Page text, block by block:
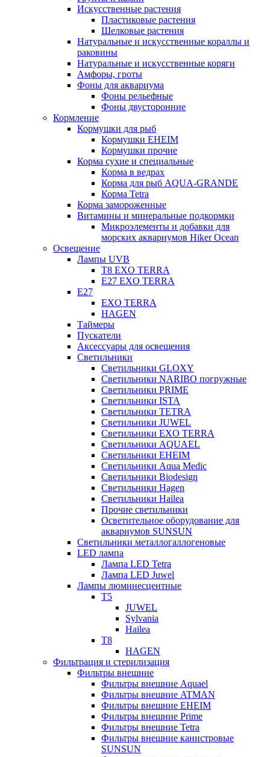
Искусственные растения
Пластиковые растения
Шелковые растения
Натуральные и искусственные кораллы и
раковины
Натуральные и искусственные коряги
Амфоры, гроты
Фоны для аквариума
Фоны рельефные
Фоны двусторонние
Кормление
Кормушки для рыб
Кормушки EHEIM
Кормушки прочие
Корма сухие и специальные
Корма в ведрах
Корма для рыб AQUA-GRANDE
Корма Tetra
Корма замороженные
Витамины и минеральные подкормки
Микроэлементы и добавки для
морских аквариумов Hiker Ocean
Освещение
Лампы UVB
Т8 EXO TERRA
Е27 EXO TERRA
Е27
EXO TERRA
HAGEN
Таймеры
Пускатели
Аксессуары для освещения
Светильники
Светильники GLOXY
Светильники NARIBO погружные
Светильники PRIME
Светильники ISTA
Светильники TETRA
Светильники JUWEL
Светильники EXO TERRA
Светильники AQUAEL
Светильники EHEIM
Светильники Aqua Medic
Светильники Biodesign
Светильники Hagen
Светильники Hailea
Прочие светильники
Осветительное оборудование для
аквариумов SUNSUN
Светильники металлогаллогеновые
LED лампа
Лампа LED Tetra
Лампа LED Juwel
Лампы люминесцентные
T5
JUWEL
Sylvania
Hailea
T8
HAGEN
Фильтрация и стерилизация
Фильтры внешние
Фильтры внешние Aquael
Фильтры внешние ATMAN
Фильтры внешние EHEIM
Фильтры внешние Prime
Фильтры внешние Tetra
Фильтры внешние канистровые
SUNSUN